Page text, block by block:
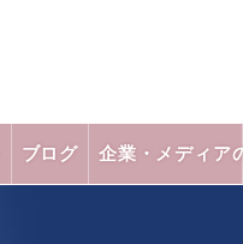
ブログ 企業・メディア